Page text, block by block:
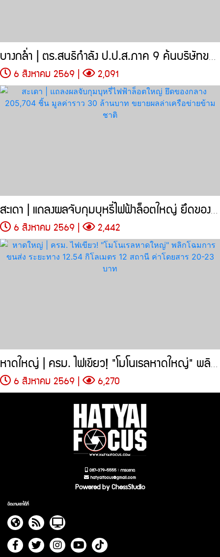
บางกล่ำ | ตร.สนธิกำลัง ป.ป.ส.ภาค 9 ค้นบริษัทขนส่งเอกชน
6 สิงหาคม 2569 | 2,091
สะเดา | แถลงผลจับกุมบุหรี่ไฟฟ้าล็อตใหญ่ ยึดของกลาง 205,704 ชิ้น
6 สิงหาคม 2569 | 2,442
หาดใหญ่ | ครม. ไฟเขียว! "โมโนเรลหาดใหญ่" พลิกโฉมการขนส่ง
6 สิงหาคม 2569 | 6,270
087-379-5555 : การตลาด
hatyaifocus@gmail.com
Powered by ChessStudio
ติดตามเราได้ที่